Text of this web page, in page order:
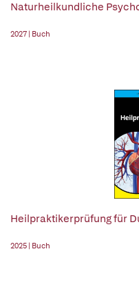
Naturheilkundliche
2027 | Buch
Heilpraktikerprüfung für
2025 | Buch